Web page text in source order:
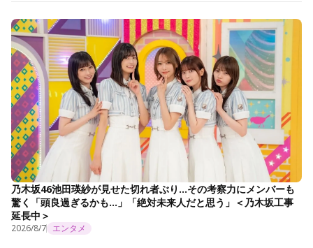
乃木坂46池田瑛紗が見せた切れ者ぶり…その考察力にメンバーも
驚く「頭良過ぎるかも…」「絶対未来人だと思う」＜乃木坂工事
延長中＞
2026/8/7 エンタメ